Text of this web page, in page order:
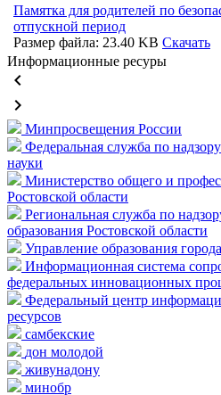
Памятка для родителей по
отпускной период
Размер файла: 23.40 KB Скачать
Информационные ресуры
keyboard_arrow_left
keyboard_arrow_right
Минпросвещения России
Федеральная служба по
науки
Министерство общего и
Ростовской области
Региональная служба по
образования Ростовской области
Управление образования
Информационная система
федеральных инновационных
Федеральный центр
ресурсов
самбекские
дон молодой
живунадону
минобр